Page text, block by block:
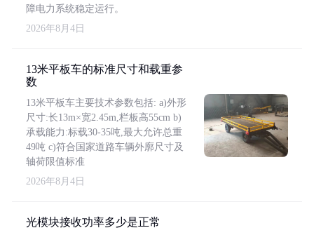
障电力系统稳定运行。
2026年8月4日
13米平板车的标准尺寸和载重参
数
13米平板车主要技术参数包括: a)外形
尺寸:长13m×宽2.45m,栏板高55cm b)
承载能力:标载30-35吨,最大允许总重
49吨 c)符合国家道路车辆外廓尺寸及
轴荷限值标准
2026年8月4日
光模块接收功率多少是正常